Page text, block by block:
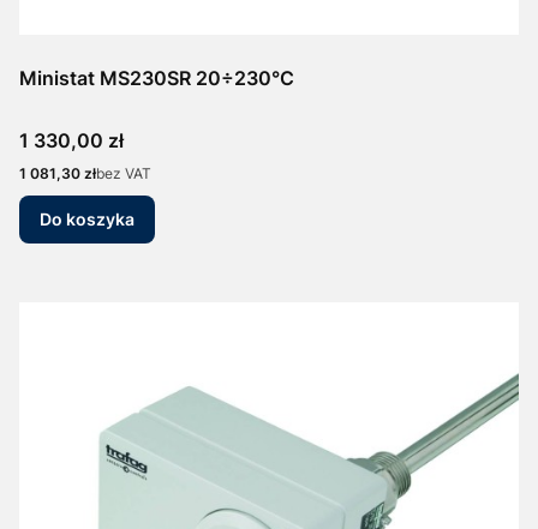
Ministat MS230SR 20÷230°C
Cena
1 330,00 zł
Cena
1 081,30 złbez VAT
Do koszyka